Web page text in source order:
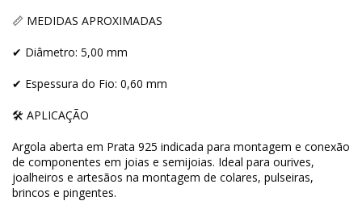
📏 MEDIDAS APROXIMADAS
✔ Diâmetro: 5,00 mm
✔ Espessura do Fio: 0,60 mm
🛠 APLICAÇÃO
Argola aberta em Prata 925 indicada para montagem e conexão
de componentes em joias e semijoias. Ideal para ourives,
joalheiros e artesãos na montagem de colares, pulseiras,
brincos e pingentes.